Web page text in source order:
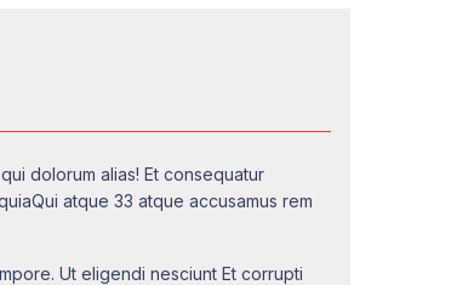
dolorum alias! Et consequatur
atque 33 atque accusamus rem
Ut eligendi nesciunt Et corrupti